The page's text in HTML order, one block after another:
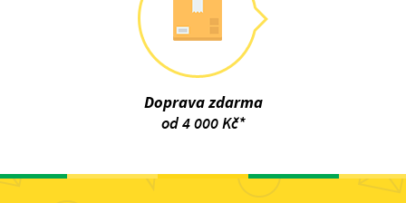
Doprava zdarma
od 4 000 Kč*